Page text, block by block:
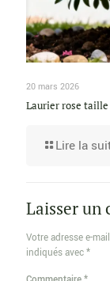
20 mars 2026
Laurier rose
Lire la
Laisser un
Votre adresse e-
indiqués avec*